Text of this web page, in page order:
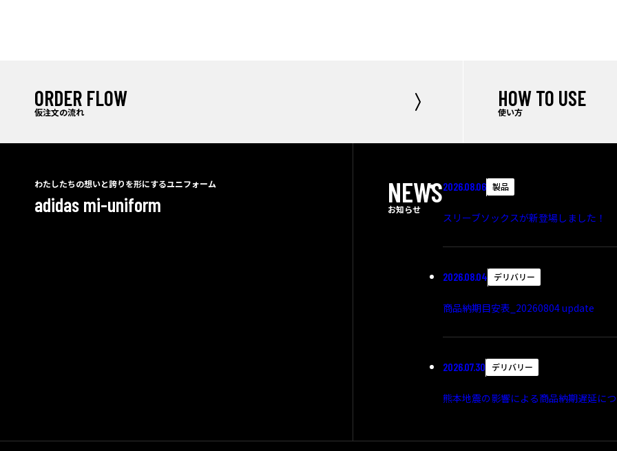
ORDER FLOW
仮注文の流れ
HOW TO USE
使い方
わたしたちの想いと誇りを形にするユニフォーム
adidas mi-uniform NEWS
お知らせ
2026.08.06 製品
スリーブソックスが新登場しました！
2026.08.04 デリバリー
商品納期目安表_20260804 update
2026.07.30 デリバリー
熊本地震の影響による商品納期遅延に